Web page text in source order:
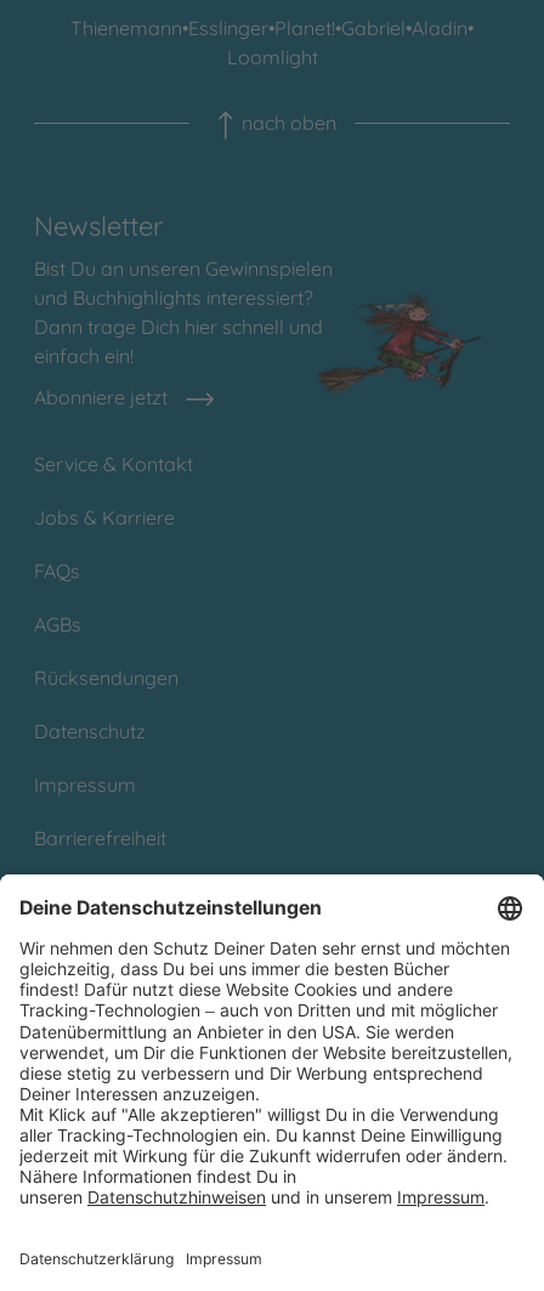
Thienemann•Esslinger•Planet!•Gabriel•Aladin•
Loomlight
nach oben
Newsletter
Bist Du an unseren Gewinnspielen
und Buchhighlights interessiert?
Dann trage Dich hier schnell und
einfach ein!
Abonniere jetzt
Service & Kontakt
Jobs & Karriere
FAQs
AGBs
Rücksendungen
Datenschutz
Impressum
Barrierefreiheit
Partnerprogramm (Affiliate)
Folge uns auf
* Versandkostenfrei ab 9,00 € Bestellwert innerhalb
Deutschlands
** Lieferzeit 1-3 Werktage innerhalb Deutschlands
Thienemann-Esslinger Verlag GmbH, Blumenstraße 36, D-70182